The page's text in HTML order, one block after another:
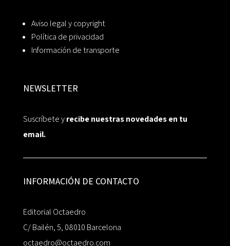
Aviso legal y copyright
Política de privacidad
Información de transporte
NEWSLETTER
Suscríbete yrecibe nuestras novedades en tu
email.
INFORMACIÓN DE CONTACTO
Editorial Octaedro
C/ Bailén, 5, 08010 Barcelona
octaedro@octaedro.com